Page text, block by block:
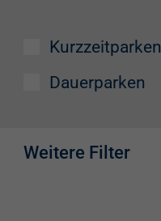
Kurzzeitparken
Dauerparken
Weitere Filter